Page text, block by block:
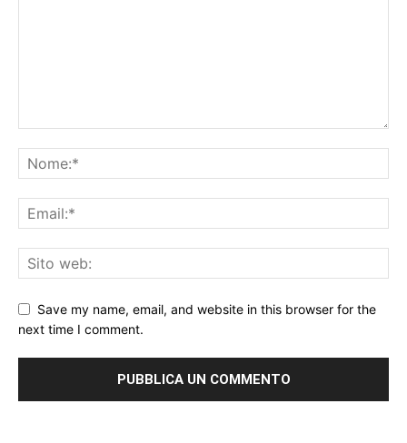
Save my name, email, and website in this browser for the
next time I comment.